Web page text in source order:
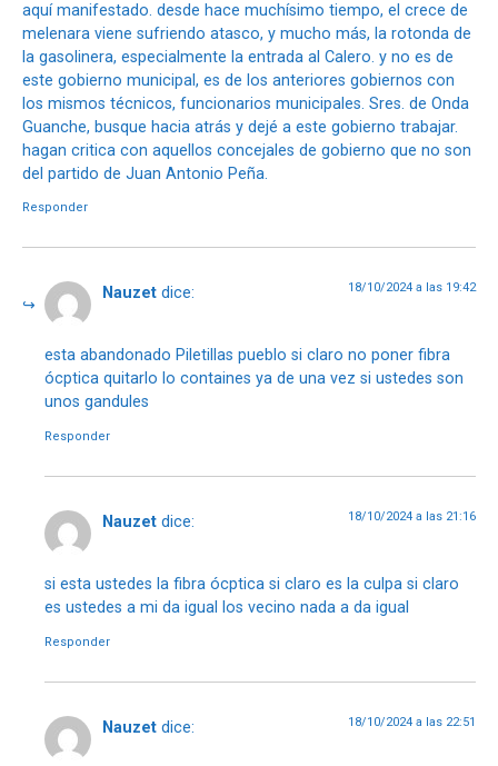
aquí manifestado. desde hace muchísimo tiempo, el crece de
melenara viene sufriendo atasco, y mucho más, la rotonda de
la gasolinera, especialmente la entrada al Calero. y no es de
este gobierno municipal, es de los anteriores gobiernos con
los mismos técnicos, funcionarios municipales. Sres. de Onda
Guanche, busque hacia atrás y dejé a este gobierno trabajar.
hagan critica con aquellos concejales de gobierno que no son
del partido de Juan Antonio Peña.
Responder
Nauzet dice: 18/10/2024 a las 19:42
esta abandonado Piletillas pueblo si claro no poner fibra
ócptica quitarlo lo containes ya de una vez si ustedes son
unos gandules
Responder
Nauzet dice: 18/10/2024 a las 21:16
si esta ustedes la fibra ócptica si claro es la culpa si claro
es ustedes a mi da igual los vecino nada a da igual
Responder
Nauzet dice: 18/10/2024 a las 22:51